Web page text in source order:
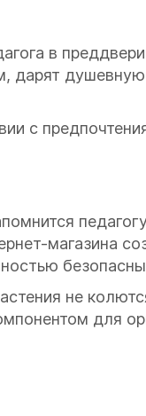
в
дарят
с
магазина
не
для